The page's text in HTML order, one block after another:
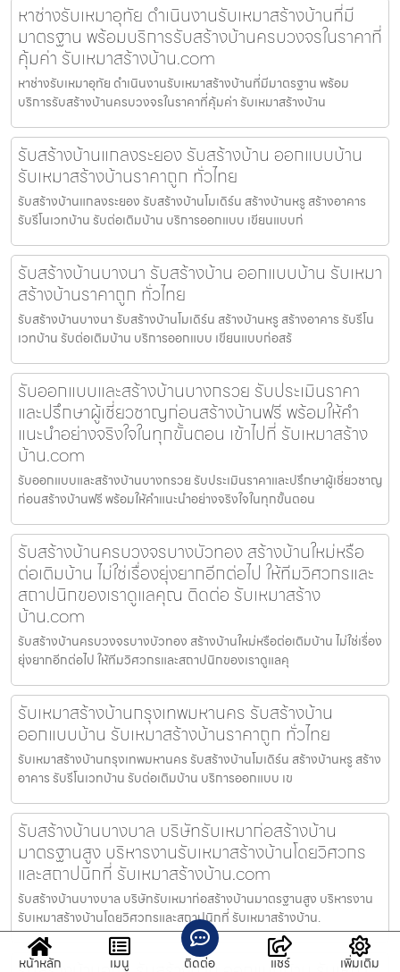
หาช่างรับเหมาอุทัย ดำเนินงานรับเหมาสร้างบ้านที่มี
มาตรฐาน พร้อมบริการรับสร้างบ้านครบวงจรในราคาที่
คุ้มค่า รับเหมาสร้างบ้าน.com
หาช่างรับเหมาอุทัย ดำเนินงานรับเหมาสร้างบ้านที่มีมาตรฐาน พร้อม
บริการรับสร้างบ้านครบวงจรในราคาที่คุ้มค่า รับเหมาสร้างบ้าน
รับสร้างบ้านแกลงระยอง รับสร้างบ้าน ออกแบบบ้าน
รับเหมาสร้างบ้านราคาถูก ทั่วไทย
รับสร้างบ้านแกลงระยอง รับสร้างบ้านโมเดิร์น สร้างบ้านหรู สร้างอาคาร
รับรีโนเวทบ้าน รับต่อเติมบ้าน บริการออกแบบ เขียนแบบก่
รับสร้างบ้านบางนา รับสร้างบ้าน ออกแบบบ้าน รับเหมา
สร้างบ้านราคาถูก ทั่วไทย
รับสร้างบ้านบางนา รับสร้างบ้านโมเดิร์น สร้างบ้านหรู สร้างอาคาร รับรีโน
เวทบ้าน รับต่อเติมบ้าน บริการออกแบบ เขียนแบบก่อสร้
รับออกแบบและสร้างบ้านบางกรวย รับประเมินราคา
และปรึกษาผู้เชี่ยวชาญก่อนสร้างบ้านฟรี พร้อมให้คำ
แนะนำอย่างจริงใจในทุกขั้นตอน เข้าไปที่ รับเหมาสร้าง
บ้าน.com
รับออกแบบและสร้างบ้านบางกรวย รับประเมินราคาและปรึกษาผู้เชี่ยวชาญ
ก่อนสร้างบ้านฟรี พร้อมให้คำแนะนำอย่างจริงใจในทุกขั้นตอน
รับสร้างบ้านครบวงจรบางบัวทอง สร้างบ้านใหม่หรือ
ต่อเติมบ้าน ไม่ใช่เรื่องยุ่งยากอีกต่อไป ให้ทีมวิศวกรและ
สถาปนิกของเราดูแลคุณ ติดต่อ รับเหมาสร้าง
บ้าน.com
รับสร้างบ้านครบวงจรบางบัวทอง สร้างบ้านใหม่หรือต่อเติมบ้าน ไม่ใช่เรื่อง
ยุ่งยากอีกต่อไป ให้ทีมวิศวกรและสถาปนิกของเราดูแลคุ
รับเหมาสร้างบ้านกรุงเทพมหานคร รับสร้างบ้าน
ออกแบบบ้าน รับเหมาสร้างบ้านราคาถูก ทั่วไทย
รับเหมาสร้างบ้านกรุงเทพมหานคร รับสร้างบ้านโมเดิร์น สร้างบ้านหรู สร้าง
อาคาร รับรีโนเวทบ้าน รับต่อเติมบ้าน บริการออกแบบ เข
รับสร้างบ้านบางบาล บริษัทรับเหมาก่อสร้างบ้าน
มาตรฐานสูง บริหารงานรับเหมาสร้างบ้านโดยวิศวกร
และสถาปนิกที่ รับเหมาสร้างบ้าน.com
รับสร้างบ้านบางบาล บริษัทรับเหมาก่อสร้างบ้านมาตรฐานสูง บริหารงาน
รับเหมาสร้างบ้านโดยวิศวกรและสถาปนิกที่ รับเหมาสร้างบ้าน.
หน้าหลัก เมนู ติดต่อ แชร์ เพิ่มเติม